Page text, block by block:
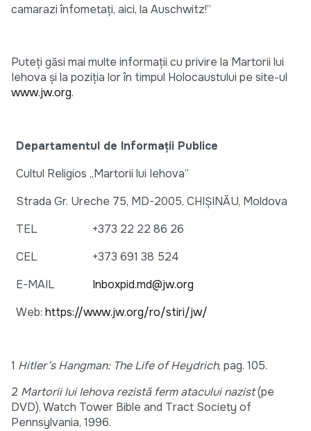
camarazi înfometați, aici, la Auschwitz!”
Puteți găsi mai multe informații cu privire la Martorii lui
Iehova și la poziția lor în timpul Holocaustului pe site-ul
www.jw.org.
Departamentul de Informații Publice
Cultul Religios „Martorii lui Iehova”
Strada Gr. Ureche 75, MD-2005, CHIȘINĂU, Moldova
TEL
+373 22 22 86 26
CEL
+373 691 38 524
E-MAIL
Inboxpid.md@jw.org
Web: https://www.jw.org/ro/stiri/jw/
1 Hitler’s Hangman: The Life of Heydrich, pag. 105.
2 Martorii lui Iehova rezistă ferm atacului nazist(pe
DVD), Watch Tower Bible and Tract Society of
Pennsylvania, 1996.